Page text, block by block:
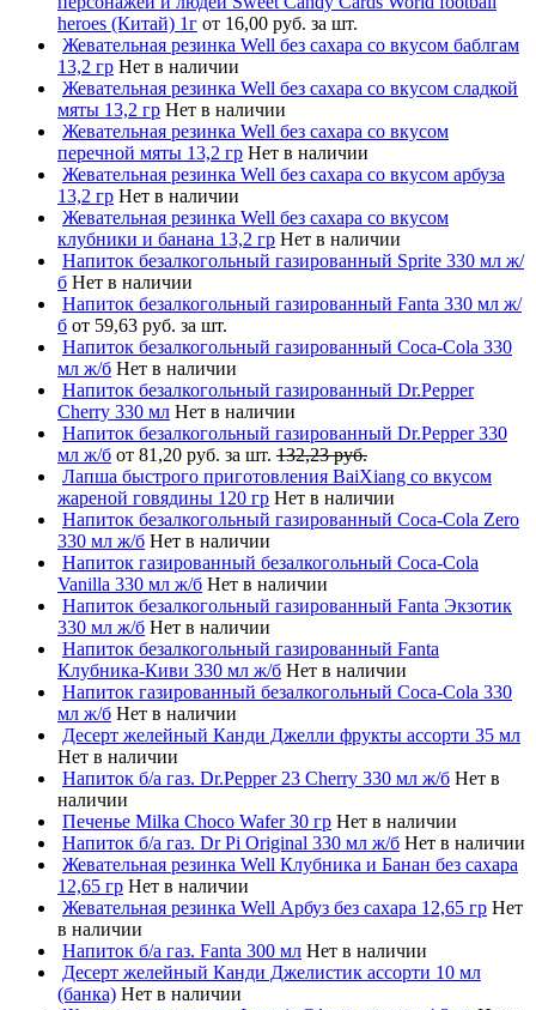
heroes (Китай) 1г от 16,00 руб. за шт.
Жевательная резинка Well без сахара со вкусом баблгам
13,2 гр Нет в наличии
Жевательная резинка Well без сахара со вкусом сладкой
мяты 13,2 гр Нет в наличии
Жевательная резинка Well без сахара со вкусом
перечной мяты 13,2 гр Нет в наличии
Жевательная резинка Well без сахара со вкусом арбуза
13,2 гр Нет в наличии
Жевательная резинка Well без сахара со вкусом
клубники и банана 13,2 гр Нет в наличии
Напиток безалкогольный газированный Sprite 330 мл ж/
б Нет в наличии
Напиток безалкогольный газированный Fanta 330 мл ж/
б от 59,63 руб. за шт.
Напиток безалкогольный газированный Coca-Cola 330
мл ж/б Нет в наличии
Напиток безалкогольный газированный Dr.Pepper
Cherry 330 мл Нет в наличии
Напиток безалкогольный газированный Dr.Pepper 330
мл ж/б от 81,20 руб. за шт. 132,23 руб.
Лапша быстрого приготовления BaiXiang со вкусом
жареной говядины 120 гр Нет в наличии
Напиток безалкогольный газированный Coca-Cola Zero
330 мл ж/б Нет в наличии
Напиток газированный безалкогольный Coca-Cola
Vanilla 330 мл ж/б Нет в наличии
Напиток безалкогольный газированный Fanta Экзотик
330 мл ж/б Нет в наличии
Напиток безалкогольный газированный Fanta
Клубника-Киви 330 мл ж/б Нет в наличии
Напиток газированный безалкогольный Coca-Cola 330
мл ж/б Нет в наличии
Десерт желейный Канди Джелли фрукты ассорти 35 мл
Нет в наличии
Напиток б/а газ. Dr.Pepper 23 Cherry 330 мл ж/б Нет в
наличии
Печенье Milka Choco Wafer 30 гр Нет в наличии
Напиток б/а газ. Dr Pi Original 330 мл ж/б Нет в наличии
Жевательная резинка Well Клубника и Банан без сахара
12,65 гр Нет в наличии
Жевательная резинка Well Арбуз без сахара 12,65 гр Нет
в наличии
Напиток б/а газ. Fanta 300 мл Нет в наличии
Десерт желейный Канди Джелистик ассорти 10 мл
(банка) Нет в наличии